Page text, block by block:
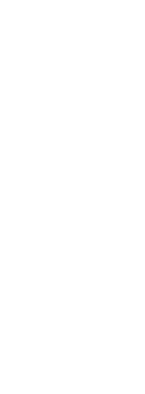
nhiên thực tế cho
để thay vỏ. Để